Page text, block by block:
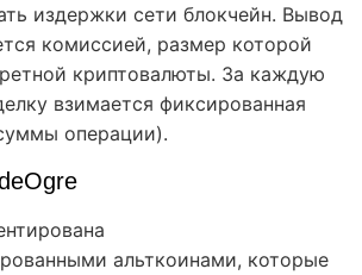
издержки сети блокчейн. Вывод
комиссией, размер которой
криптовалюты. За каждую
взимается фиксированная
операции).
альткоинами, которые